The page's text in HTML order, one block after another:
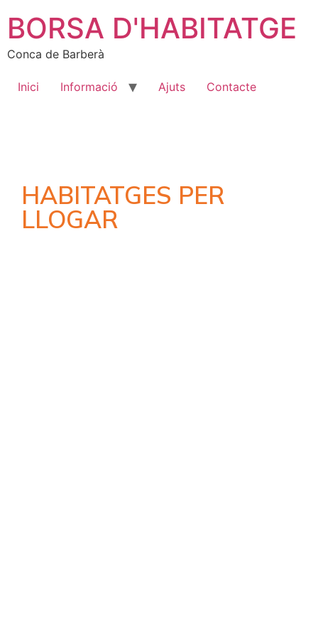
BORSA D'HABITATGE
Conca de Barberà
Inici Informació Ajuts Contacte
HABITATGES PER
LLOGAR